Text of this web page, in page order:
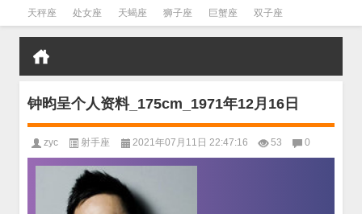
天秤座 处女座 天蝎座 狮子座 巨蟹座 双子座
金牛座 双鱼座 水瓶座
钟昀呈个人资料_175cm_1971年12月16日
zyc 射手座 2021年07月11日 22:47:16 53 0